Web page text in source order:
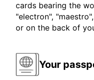
cards bearing the
"electron",
or on the back of
Your